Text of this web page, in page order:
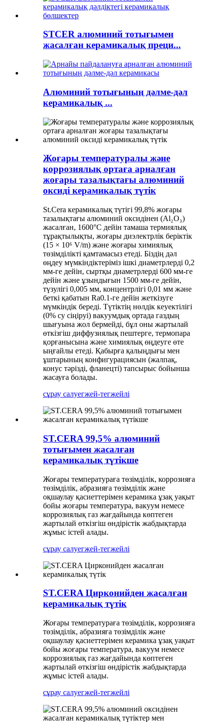
STCER алюминий тотығымен
жасалған керамикалық преци...
Алюминий тотығының дәлме-дәл
керамикалық ...
Жоғары температуралы және
коррозиялық ортаға арналған
жоғары тазалықтағы алюминий
оксиді керамикалық түтік
St.Cera керамикалық түтігі 99,8% жоғары
тазалықтағы алюминий оксидінен (Al₂O₃)
жасалған, 1600°C дейін тамаша термиялық
тұрақтылықты, жоғары диэлектрлік беріктік
(15 × 10⁶ V/m) және жоғары химиялық
төзімділікті қамтамасыз етеді. Біздің дәл
өңдеу мүмкіндіктеріміз ішкі диаметрлерді 0,2
мм-ге дейін, сыртқы диаметрлерді 600 мм-ге
дейін және ұзындығын 1500 мм-ге дейін,
түзулігі 0,005 мм, концентрлігі 0,01 мм және
беткі қабатын Ra0.1-ге дейін жеткізуге
мүмкіндік береді. Түтіктің нөлдік кеуектілігі
(0% су сіңіруі) вакуумдық ортада газдың
шығуына жол бермейді, бұл оны жартылай
өткізгіш диффузиялық пештерге, термопара
қорғанысына және химиялық өңдеуге өте
ыңғайлы етеді. Қабырға қалыңдығы мен
ұштарының конфигурациясын (жалпақ,
конус тәрізді, фланецті) тапсырыс бойынша
жасауға болады.
сұрау салуегжей-тегжейлі
ST.CERA 99,5% алюминий
тотығымен жасалған
керамикалық түтікше
Жоғары температураға төзімділік, коррозияға
төзімділік, абразияға төзімділік және
оқшаулау қасиеттерімен керамика ұзақ уақыт
бойы жоғары температура, вакуум немесе
коррозиялық газ жағдайында көптеген
жартылай өткізгіш өндірістік жабдықтарда
жұмыс істей алады.
сұрау салуегжей-тегжейлі
ST.CERA Цирконийден жасалған
керамикалық түтік
Жоғары температураға төзімділік, коррозияға
төзімділік, абразияға төзімділік және
оқшаулау қасиеттерімен керамика ұзақ уақыт
бойы жоғары температура, вакуум немесе
коррозиялық газ жағдайында көптеген
жартылай өткізгіш өндірістік жабдықтарда
жұмыс істей алады.
сұрау салуегжей-тегжейлі